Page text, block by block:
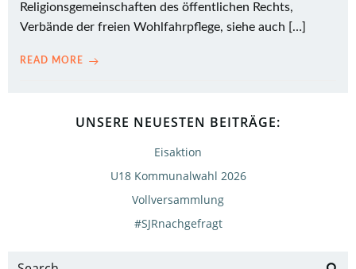
Religionsgemeinschaften des öffentlichen Rechts,
Verbände der freien Wohlfahrpflege, siehe auch […]
READ MORE
UNSERE NEUESTEN BEITRÄGE:
Eisaktion
U18 Kommunalwahl 2026
Vollversammlung
#SJRnachgefragt